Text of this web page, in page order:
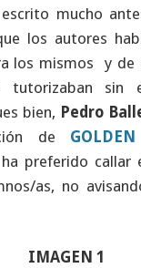
mucho
los autores
los mismos y de
sin
bien, Pedro
de
preferido callar
as, no
IMAGEN 1